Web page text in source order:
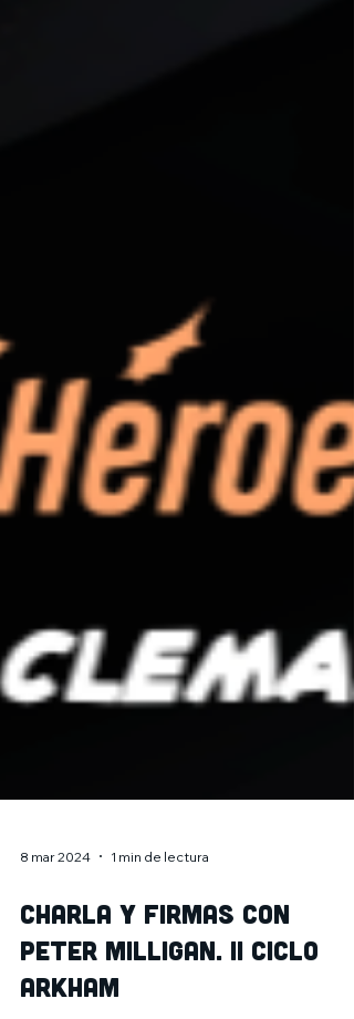
8 mar 2024 1 min de lectura
Charla y firmas con